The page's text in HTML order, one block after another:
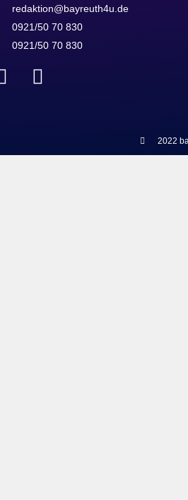
redaktion@bayreuth4u.de
0921/50 70 830
0921/50 70 830
2022